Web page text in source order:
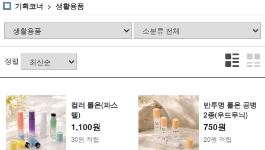
기획코너
생활용품
정렬
컬러 롤온(파스
텔)
1,100원
30원 적립
반투명 롤온 공병
2종(우드무늬)
750원
20원 적립